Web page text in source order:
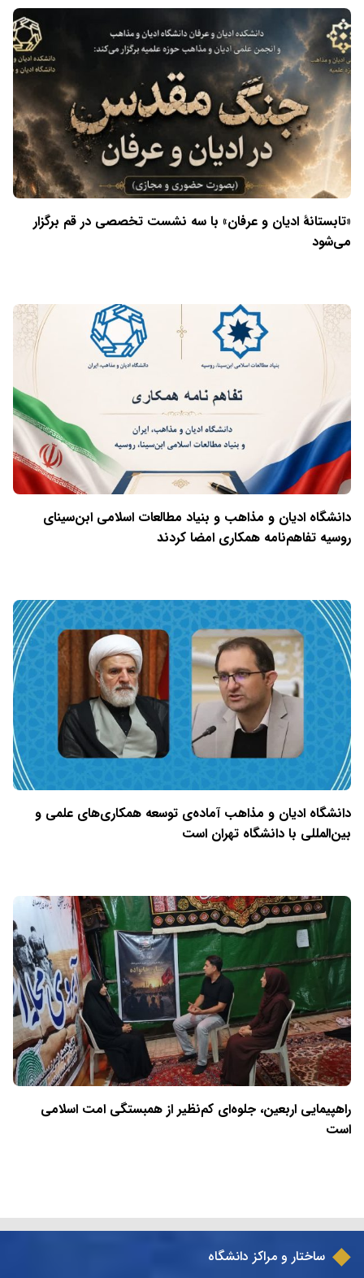
«تابستانهٔ ادیان و عرفان» با سه نشست تخصصی در قم برگزار
می‌شود
دانشگاه ادیان و مذاهب و بنیاد مطالعات اسلامی ابن‌سینای
روسیه تفاهم‌نامه همکاری امضا کردند
دانشگاه ادیان و مذاهب آماده‌ی توسعه همکاری‌های علمی و
بین‌المللی با دانشگاه تهران است
راهپیمایی اربعین، جلوه‌ای کم‌نظیر از همبستگی امت اسلامی
است
ساختار و مراکز دانشگاه